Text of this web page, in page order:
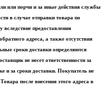
или порчи и за иные действия службы
в случае отправки товара по
вследствие предоставления
адреса, а также отсутствия
сроки доставки определяются
не несет ответственности за
и за сроки доставки. Покупатель не
после внесения этого адреса в